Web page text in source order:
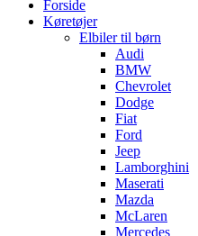
Forside
Køretøjer
Elbiler til børn
Audi
BMW
Chevrolet
Dodge
Fiat
Ford
Jeep
Lamborghini
Maserati
Mazda
McLaren
Mercedes